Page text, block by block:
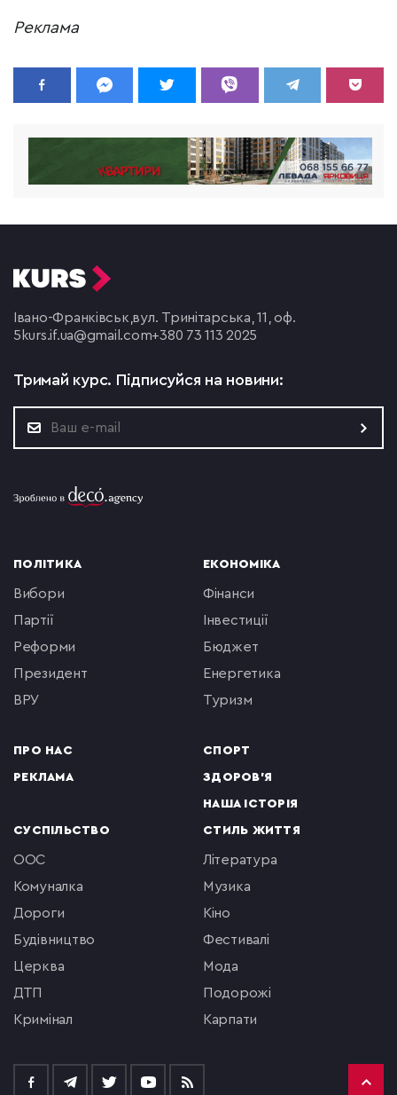
Реклама
Івано-Франківськ,вул. Тринітарська, 11, оф.
5 kurs.if.ua@gmail.com+380 73 113 2025
Тримай курс. Підписуйся на новини:
ПОЛІТИКА
вибори
партії
реформи
президент
ВРУ
ПРО НАС
РЕКЛАМА
ЕКОНОМІКА
фінанси
інвестиції
бюджет
енергетика
туризм
СПОРТ
ЗДОРОВ'Я
НАША ІСТОРІЯ
СУСПІЛЬСТВО
ООС
комуналка
Дороги
будівництво
церква
ДТП
кримінал
СТИЛЬ ЖИТТЯ
література
музика
кіно
фестивалі
мода
подорожі
Карпати